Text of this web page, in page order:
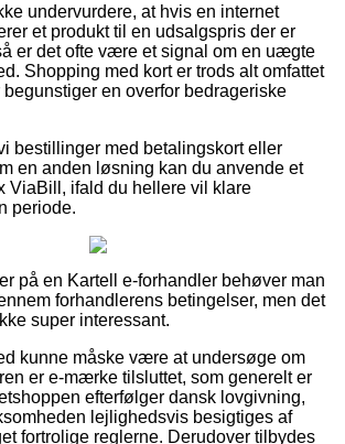
undervurdere, at hvis en internet
et produkt til en udsalgspris der er
er det ofte være et signal om en uægte
Shopping med kort er trods alt omfattet
begunstiger en overfor bedrageriske
bestillinger med betalingskort eller
en anden løsning kan du anvende et
ViaBill, ifald du hellere vil klare
periode.
på en Kartell e-forhandler behøver man
forhandlerens betingelser, men det
super interessant.
kunne måske være at undersøge om
er e-mærke tilsluttet, som generelt er
efterfølger dansk lovgivning,
lejlighedsvis besigtiges af
fortrolige reglerne. Derudover tilbydes